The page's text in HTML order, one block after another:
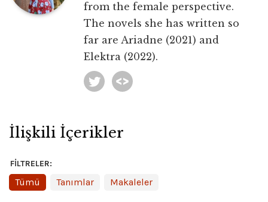
from the female perspective.
The novels she has written so
far are Ariadne (2021) and
Elektra (2022).
İlişkili İçerikler
FILTRELER:
Tümü Tanımlar Makaleler